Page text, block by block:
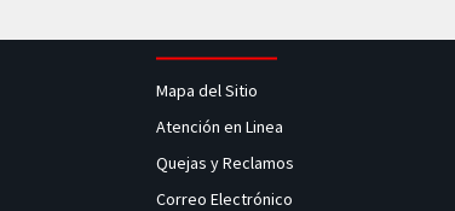
Mapa del Sitio
Atención en Linea
Quejas y Reclamos
Correo Electrónico